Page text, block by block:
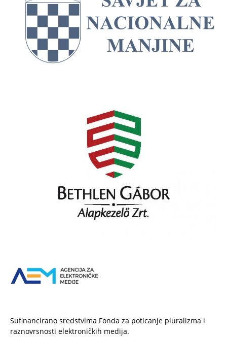
Sufinancirano sredstvima Fonda za poticanje pluralizma i
raznovrsnosti elektroničkih medija.